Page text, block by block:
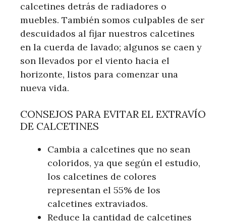
calcetines detrás de radiadores o
muebles. También somos culpables de ser
descuidados al fijar nuestros calcetines
en la cuerda de lavado; algunos se caen y
son llevados por el viento hacia el
horizonte, listos para comenzar una
nueva vida.
CONSEJOS PARA EVITAR EL EXTRAVÍO
DE CALCETINES
Cambia a calcetines que no sean
coloridos, ya que según el estudio,
los calcetines de colores
representan el 55% de los
calcetines extraviados.
Reduce la cantidad de calcetines